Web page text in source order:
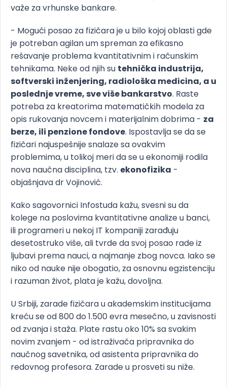
važe za vrhunske bankare.
- Mogući posao za fizičara je u bilo kojoj oblasti gde
je potreban agilan um spreman za efikasno
rešavanje problema kvantitativnim i računskim
tehnikama. Neke od njih su tehnička industrija,
softverski inženjering, radiološka medicina, a u
poslednje vreme, sve više bankarstvo. Raste
potreba za kreatorima matematičkih modela za
opis rukovanja novcem i materijalnim dobrima - za
berze, ili penzione fondove. Ispostavlja se da se
fizičari najuspešnije snalaze sa ovakvim
problemima, u tolikoj meri da se u ekonomiji rodila
nova naučna disciplina, tzv. ekonofizika -
objašnjava dr Vojinović.
Kako sagovornici Infostuda kažu, svesni su da
kolege na poslovima kvantitativne analize u banci,
ili programeri u nekoj IT kompaniji zarađuju
desetostruko više, ali tvrde da svoj posao rade iz
ljubavi prema nauci, a najmanje zbog novca. Iako se
niko od nauke nije obogatio, za osnovnu egzistenciju
i razuman život, plata je kažu, dovoljna.
U Srbiji, zarade fizičara u akademskim institucijama
kreću se od 800 do 1.500 evra mesečno, u zavisnosti
od zvanja i staža. Plate rastu oko 10% sa svakim
novim zvanjem - od istraživača pripravnika do
naučnog savetnika, od asistenta pripravnika do
redovnog profesora. Zarade u prosveti su niže.